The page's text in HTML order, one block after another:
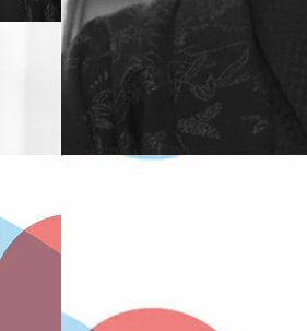
2018.12.25
やさしい人間と思ってもらうのが理想 樹木希林の「他人に対する欲望」
カルチャー